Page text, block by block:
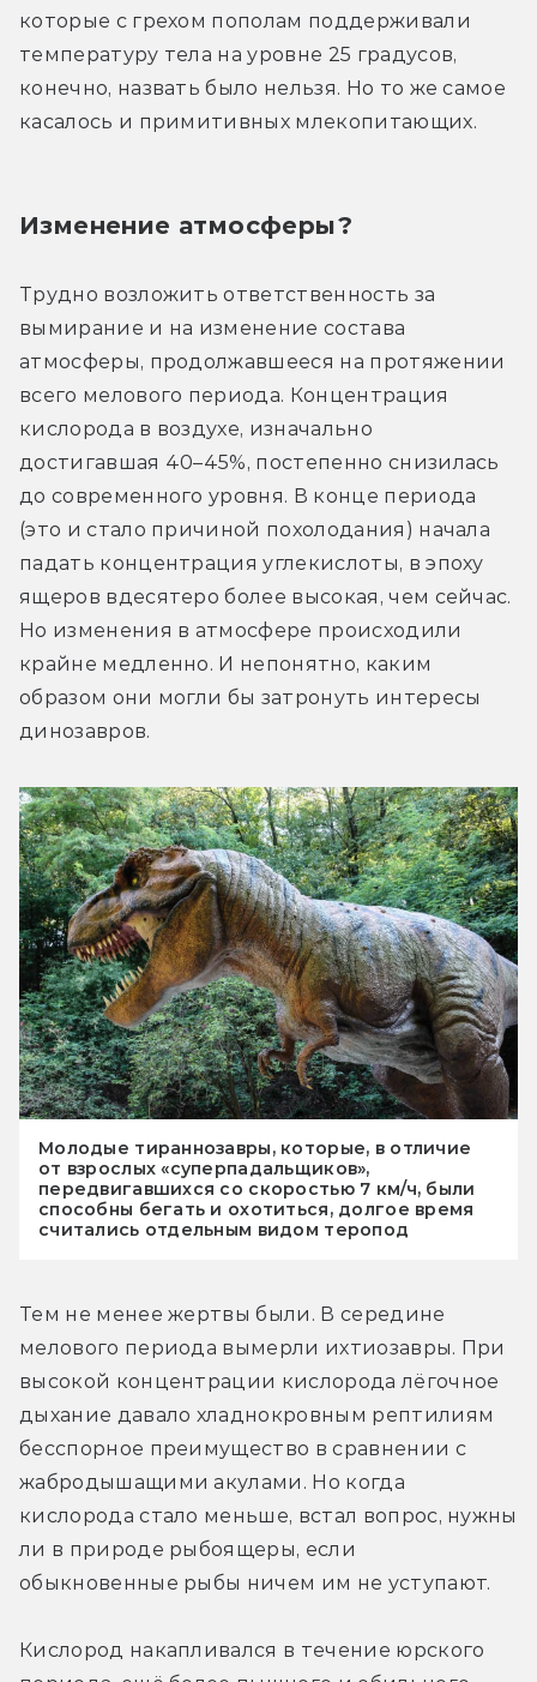
которые с грехом пополам поддерживали
температуру тела на уровне 25 градусов,
конечно, назвать было нельзя. Но то же самое
касалось и примитивных млекопитающих.
Изменение атмосферы?
Трудно возложить ответственность за
вымирание и на изменение состава
атмосферы, продолжавшееся на протяжении
всего мелового периода. Концентрация
кислорода в воздухе, изначально
достигавшая 40–45%, постепенно снизилась
до современного уровня. В конце периода
(это и стало причиной похолодания) начала
падать концентрация углекислоты, в эпоху
ящеров вдесятеро более высокая, чем сейчас.
Но изменения в атмосфере происходили
крайне медленно. И непонятно, каким
образом они могли бы затронуть интересы
динозавров.
Молодые тираннозавры, которые, в отличие
от взрослых «суперпадальщиков»,
передвигавшихся со скоростью 7 км/ч, были
способны бегать и охотиться, долгое время
считались отдельным видом теропод
Тем не менее жертвы были. В середине
мелового периода вымерли ихтиозавры. При
высокой концентрации кислорода лёгочное
дыхание давало хладнокровным рептилиям
бесспорное преимущество в сравнении с
жабродышащими акулами. Но когда
кислорода стало меньше, встал вопрос, нужны
ли в природе рыбоящеры, если
обыкновенные рыбы ничем им не уступают.
Кислород накапливался в течение юрского